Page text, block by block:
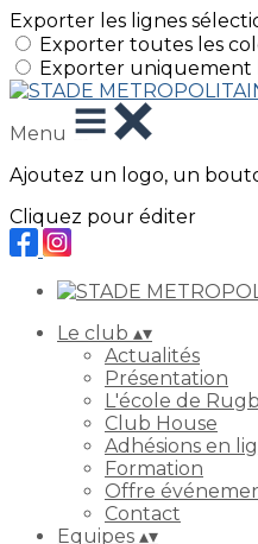
Exporter les lignes
Exporter toutes les
Exporter uniquement
Menu
Ajoutez un logo, un
Cliquez pour éditer
Le club ▴▾
Actualités
Présentation
L'école de
Club House
Adhésions en
Formation
Offre
Contact
Equipes ▴▾